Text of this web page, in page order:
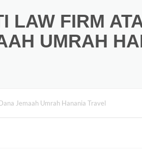
LAW FIRM
UMRAH
Jemaah Umrah Hanania Travel